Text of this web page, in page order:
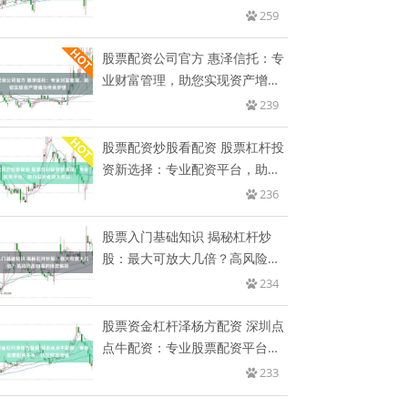
259
股票配资公司官方 惠泽信托：专
业财富管理，助您实现资产增值
239
股票配资炒股看配资 股票杠杆投
资新选择：专业配资平台，助力
236
股票入门基础知识 揭秘杠杆炒
股：最大可放大几倍？高风险高
234
股票资金杠杆泽杨方配资 深圳点
点牛配资：专业股票配资平台，
233